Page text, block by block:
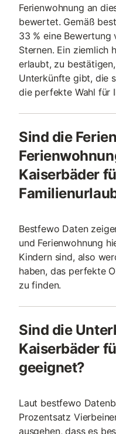
Ferienwohnung an
bewertet. Gemäß
33 % eine
Sternen. Ein ziemlich
erlaubt, zu
Unterkünfte gibt, die
die perfekte Wahl für
Sind die
Kaiserbäder
Bestfewo Daten
und Ferienwohnung
Kindern sind, also
haben, das perfekte
zu finden.
Sind die
Kaiserbäder
geeignet?
Laut bestfewo
Prozentsatz
ausgehen, dass es